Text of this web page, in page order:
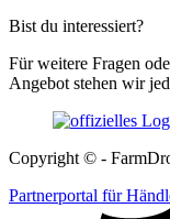
Bist du interessiert?
Für weitere Fragen
Angebot stehen wir
Copyright © -
Partnerportal für